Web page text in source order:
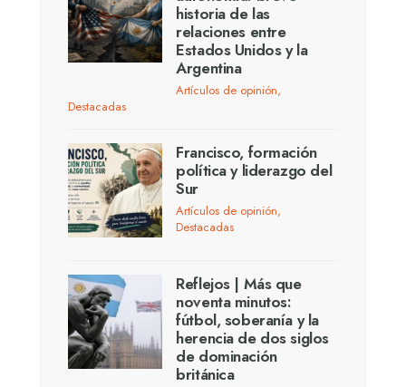
historia de las
relaciones entre
Estados Unidos y la
Argentina
Artículos de opinión,
Destacadas
Francisco, formación
política y liderazgo del
Sur
Artículos de opinión,
Destacadas
Reflejos | Más que
noventa minutos:
fútbol, soberanía y la
herencia de dos siglos
de dominación
británica